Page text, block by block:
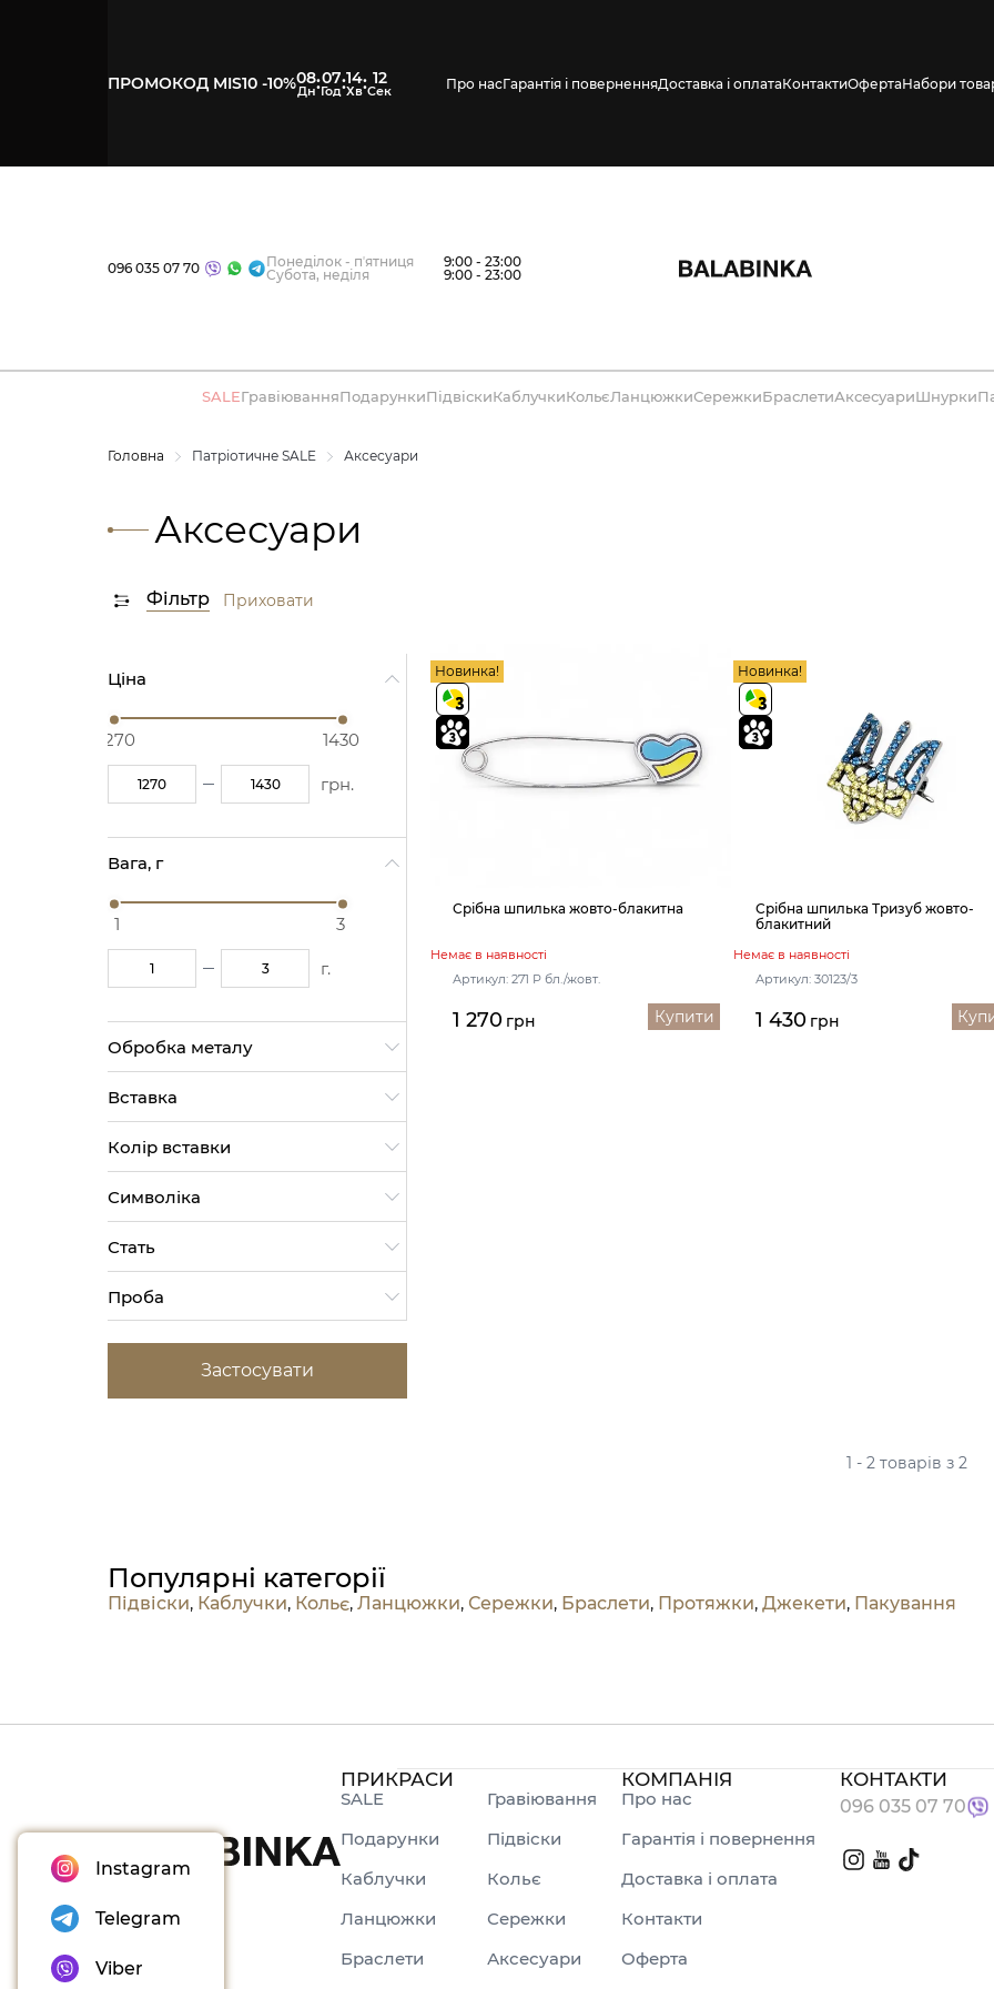
ПРОМОКОД MIS10 -10%08:07:14: 12 Про насГарантія і поверненняДоставка і оплатаКонтактиОфертаНабори
096 035 07 70 Понеділок - пʼятниця
9:00 - 23:00
Субота, неділя
9:00 - 23:00
SALEГравіюванняПодарункиПідвіскиКаблучкиКольєЛанцюжкиСережкиБраслетиАксесуариШнурки
Головна Патріотичне SALE Аксесуари
Аксесуари
Фільтр Приховати
Ціна
1270 1430
грн.
Вага, г
1 3
г.
Обробка металу
Вставка
Емаль (1)
Колір вставки
Символіка
Стать
Унісекс (2)
Проба
Застосувати
Новинка!
Срібна шпилька жовто-блакитна
Немає в наявності
Артикул: 271 Р бл./жовт.
1 270 грн Купити
Новинка!
Срібна шпилька Тризуб жовто-
блакитний
Немає в наявності
Артикул: 30123/3
1 430 грн
1 - 2 товарів з 2
Популярні категорії
Підвіски, Каблучки, Кольє, Ланцюжки, Сережки, Браслети, Протяжки, Джекети, Пакування
ПРИКРАСИ
SALE
Гравіювання
Подарунки
Підвіски
Каблучки
Кольє
Ланцюжки
Сережки
Браслети
Аксесуари
КОМПАНІЯ
Про нас
Гарантія і повернення
Доставка і оплата
Контакти
Оферта
КОНТАКТИ
096 035 07 70
Instagram
Telegram
Viber